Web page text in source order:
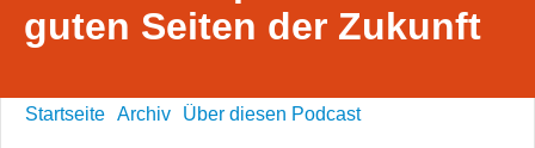
guten Seiten der Zukunft
Startseite Archiv Über diesen Podcast